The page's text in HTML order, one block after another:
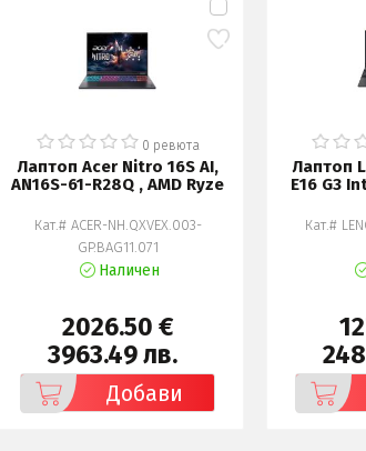
0 ревюта
Лаптоп Acer Nitro 16S AI,
AN16S-61-R28Q , AMD Ryze
Кат.# ACER-NH.QXVEX.003-
GP.BAG11.071
Наличен
2026.50 €
3963.49 лв.
Добави
Лаптоп
E16 G3
Кат.#